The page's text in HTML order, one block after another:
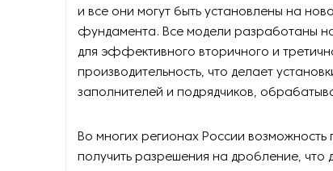
и все они могут быть установлены на
фундамента. Все модели разработаны
для эффективного вторичного и
производительность, что делает
заполнителей и подрядчиков,
Во многих регионах России возможность
получить разрешения на дробление, что